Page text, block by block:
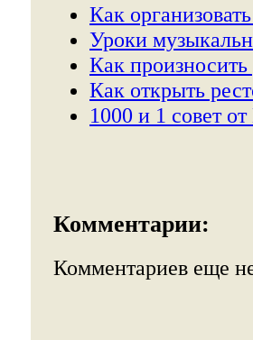
Как
Уроки
Как произносить
Как открыть
1000 и 1 совет
Комментарии:
Комментариев еще